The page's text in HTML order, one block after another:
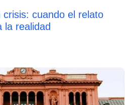
cuando el relato
la realidad